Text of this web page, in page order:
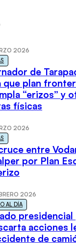
2026
de
que plan
“erizos” y
físicas
2026
entre
por Plan
2026
AL DÍA
presidencial
acciones
de